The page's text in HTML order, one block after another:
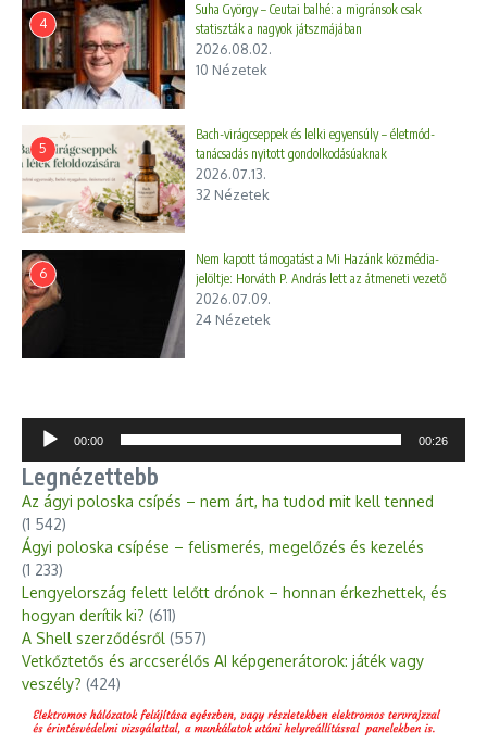
4
Suha György – Ceutai balhé: a migránsok csak
statiszták a nagyok játszmájában
2026.08.02.
10 Nézetek
5
Bach-virágcseppek és lelki egyensúly – életmód-
tanácsadás nyitott gondolkodásúaknak
2026.07.13.
32 Nézetek
6
Nem kapott támogatást a Mi Hazánk közmédia-
jelöltje: Horváth P. András lett az átmeneti vezető
2026.07.09.
24 Nézetek
Audió
lejátszó
00:00 00:26
Legnézettebb
Az ágyi poloska csípés – nem árt, ha tudod mit kell tenned
(1 542)
Ágyi poloska csípése – felismerés, megelőzés és kezelés
(1 233)
Lengyelország felett lelőtt drónok – honnan érkezhettek, és
hogyan derítik ki? (611)
A Shell szerződésről (557)
Vetkőztetős és arccserélős AI képgenerátorok: játék vagy
veszély? (424)